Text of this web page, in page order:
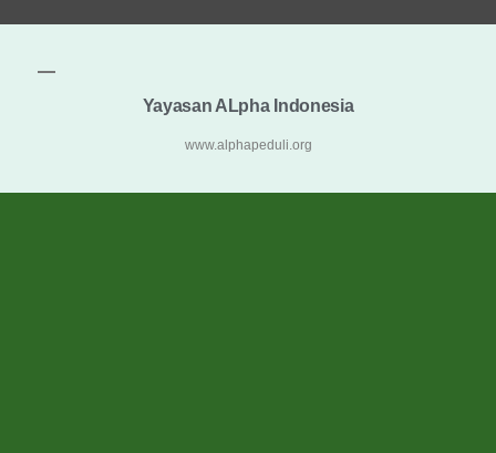
Yayasan ALpha Indonesia
www.alphapeduli.org